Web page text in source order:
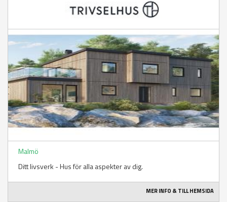
Malmö
Ditt livsverk - Hus för alla aspekter av dig.
MER INFO & TILL HEMSIDA